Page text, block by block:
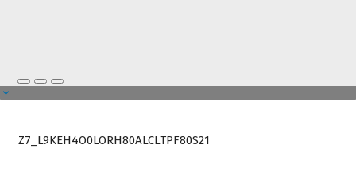
Z7_L9KEH4O0LORH80ALCLTPF80S21